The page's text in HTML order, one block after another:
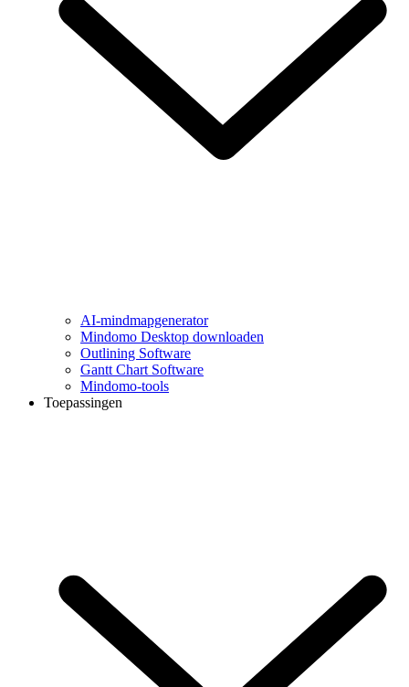
AI-mindmapgenerator
Mindomo Desktop downloaden
Outlining Software
Gantt Chart Software
Mindomo-tools
Toepassingen